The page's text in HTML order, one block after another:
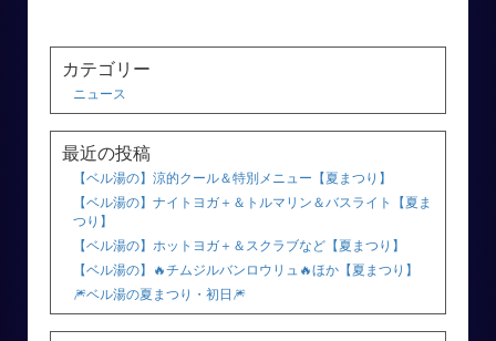
カテゴリー
ニュース
最近の投稿
【ベル湯の】涼的クール＆特別メニュー【夏まつり】
【ベル湯の】ナイトヨガ＋＆トルマリン＆バスライト【夏ま
つり】
【ベル湯の】ホットヨガ＋＆スクラブなど【夏まつり】
【ベル湯の】🔥チムジルバンロウリュ🔥ほか【夏まつり】
🎆ベル湯の夏まつり・初日🎆